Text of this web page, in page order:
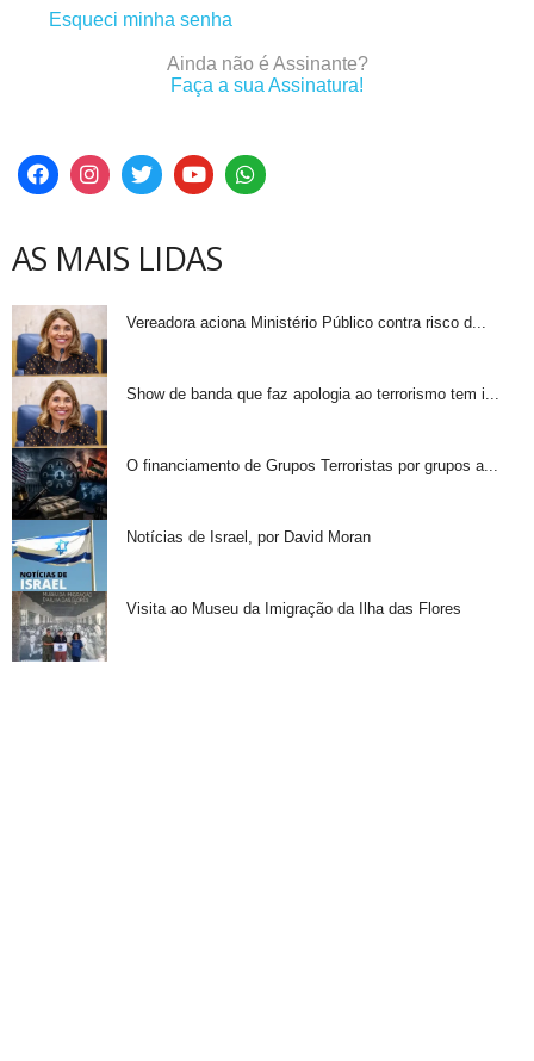
Esqueci minha senha
Ainda não é Assinante?
Faça a sua Assinatura!
AS MAIS LIDAS
Vereadora aciona Ministério Público contra risco d...
Show de banda que faz apologia ao terrorismo tem i...
O financiamento de Grupos Terroristas por grupos a...
Notícias de Israel, por David Moran
Visita ao Museu da Imigração da Ilha das Flores